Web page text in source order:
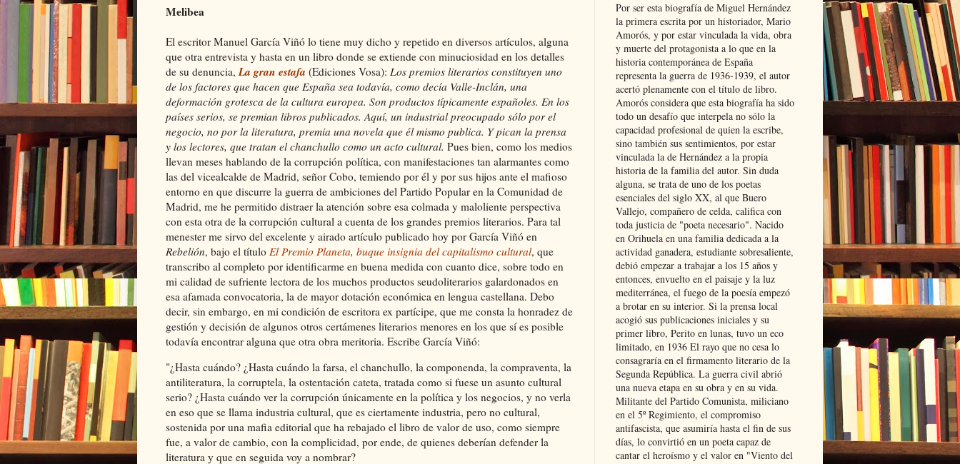
Melibea
El escritor Manuel García Viñó lo tiene muy dicho y repetido en diversos artículos, alguna
que otra entrevista y hasta en un libro donde se extiende con minuciosidad en los detalles
de su denuncia, La gran estafa (Ediciones Vosa): Los premios literarios constituyen uno
de los factores que hacen que España sea todavía, como decía Valle-Inclán, una
deformación grotesca de la cultura europea. Son productos típicamente españoles. En los
países serios, se premian libros publicados. Aquí, un industrial preocupado sólo por el
negocio, no por la literatura, premia una novela que él mismo publica. Y pican la prensa
y los lectores, que tratan el chanchullo como un acto cultural. Pues bien, como los medios
llevan meses hablando de la corrupción política, con manifestaciones tan alarmantes como
las del vicealcalde de Madrid, señor Cobo, temiendo por él y por sus hijos ante el mafioso
entorno en que discurre la guerra de ambiciones del Partido Popular en la Comunidad de
Madrid, me he permitido distraer la atención sobre esa colmada y maloliente perspectiva
con esta otra de la corrupción cultural a cuenta de los grandes premios literarios. Para tal
menester me sirvo del excelente y airado artículo publicado hoy por García Viñó en
Rebelión, bajo el título El Premio Planeta, buque insignia del capitalismo cultural, que
transcribo al completo por identificarme en buena medida con cuanto dice, sobre todo en
mi calidad de sufriente lectora de los muchos productos seudoliterarios galardonados en
esa afamada convocatoria, la de mayor dotación económica en lengua castellana. Debo
decir, sin embargo, en mi condición de escritora ex partícipe, que me consta la honradez de
gestión y decisión de algunos otros certámenes literarios menores en los que sí es posible
todavía encontrar alguna que otra obra meritoria. Escribe García Viñó:
"¿Hasta cuándo? ¿Hasta cuándo la farsa, el chanchullo, la componenda, la compraventa, la
antiliteratura, la corruptela, la ostentación cateta, tratada como si fuese un asunto cultural
serio? ¿Hasta cuándo ver la corrupción únicamente en la política y los negocios, y no verla
en eso que se llama industria cultural, que es ciertamente industria, pero no cultural,
sostenida por una mafia editorial que ha rebajado el libro de valor de uso, como siempre
fue, a valor de cambio, con la complicidad, por ende, de quienes deberían defender la
literatura y que en seguida voy a nombrar?
Por ser esta biografía de Miguel Hernández
la primera escrita por un historiador, Mario
Amorós, y por estar vinculada la vida, obra
y muerte del protagonista a lo que en la
historia contemporánea de España
representa la guerra de 1936-1939, el autor
acertó plenamente con el título de libro.
Amorós considera que esta biografía ha sido
todo un desafío que interpela no sólo la
capacidad profesional de quien la escribe,
sino también sus sentimientos, por estar
vinculada la de Hernández a la propia
historia de la familia del autor. Sin duda
alguna, se trata de uno de los poetas
esenciales del siglo XX, al que Buero
Vallejo, compañero de celda, califica con
toda justicia de "poeta necesario". Nacido
en Orihuela en una familia dedicada a la
actividad ganadera, estudiante sobresaliente,
debió empezar a trabajar a los 15 años y
entonces, envuelto en el paisaje y la luz
mediterránea, el fuego de la poesía empezó
a brotar en su interior. Si la prensa local
acogió sus publicaciones iniciales y su
primer libro, Perito en lunas, tuvo un eco
limitado, en 1936 El rayo que no cesa lo
consagraría en el firmamento literario de la
Segunda República. La guerra civil abrió
una nueva etapa en su obra y en su vida.
Militante del Partido Comunista, miliciano
en el 5º Regimiento, el compromiso
antifascista, que asumiría hasta el fin de sus
días, lo convirtió en un poeta capaz de
cantar el heroísmo y el valor en "Viento del